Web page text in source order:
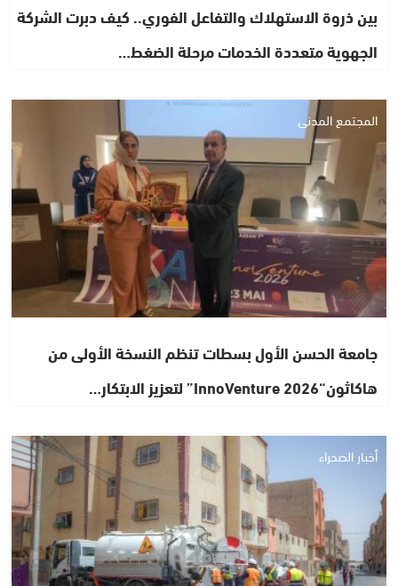
بين ذروة الاستهلاك والتفاعل الفوري.. كيف دبرت الشركة
الجهوية متعددة الخدمات مرحلة الضغط…
المجتمع المدني
جامعة الحسن الأول بسطات تنظم النسخة الأولى من
هاكاثون“InnoVenture 2026” لتعزيز الابتكار…
أخبار الصحراء